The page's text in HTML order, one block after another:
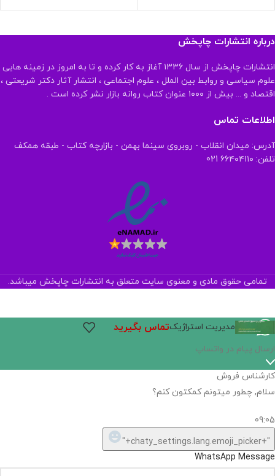
درباره انتشارات چاپخش
انتشارات چاپخش از سال ۱۳۳۶ آغاز به کار کرده و تا به امروز در زمینه هایی
علوم سیاسی و روابط بین الملل ، علوم اجتماعی ، انتشار آثار دکتر شریعتی ،
اقتصاد و ... بیش از ۱۰۰۰ عنوان کتاب روانه بازار نشر کرده است .
اطلاعات تماس
آدرس: میدان انقلاب - روبروی سینما بهمن - بازارچه کتاب - طبقه همکف
تلفن: ۶۶۴۰۴۱۱۰ 021
تمامی حقوق مادی و معنوی سایت متعلق به انتشارات چاپخش میباشد.
مدیریت استراژیکتماس بگیرید
ارسال پیام در واتساپ
کارشناس فروش
سلام, چطور میتونم کمکتون کنم؟
09:05
"+chaty_settings.lang.emoji_picker+"
WhatsApp Message